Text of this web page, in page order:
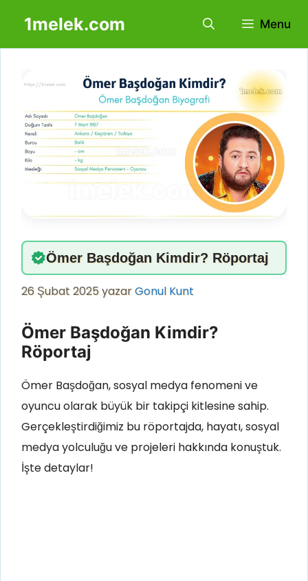
1melek.com Menu
Ömer Başdoğan Kimdir? Röportaj
26 Şubat 2025yazarGonul Kunt
Ömer Başdoğan Kimdir?
Röportaj
Ömer Başdoğan, sosyal medya fenomeni ve
oyuncu olarak büyük bir takipçi kitlesine sahip.
Gerçekleştirdiğimiz bu röportajda, hayatı, sosyal
medya yolculuğu ve projeleri hakkında konuştuk.
İşte detaylar!